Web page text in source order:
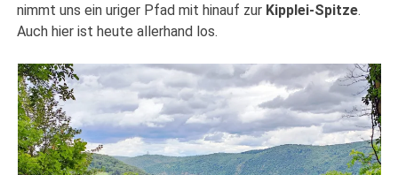
nimmt uns ein uriger Pfad mit hinauf zur Kipplei-Spitze.
Auch hier ist heute allerhand los.